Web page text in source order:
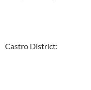
Castro District: